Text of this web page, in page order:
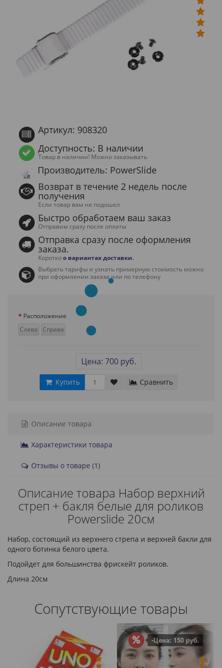
Артикул: 908320
Доступность: В наличии
Товар в наличии! Можно заказывать
Производитель: PowerSlide
Возврат в течение 2 недель после
получения
Если товар вам не подошел
Быстро обработаем ваш заказ
Отправим сразу после оплаты
Отправка сразу после оформления
заказа.
Короткоо вариантах доставки.
Выбрать тарифы и узнать примерную стоимость можно
при оформлении заказа или по телефону
Расположение
Слева
Справа
Цена: 700 руб.
Купить Сравнить
Описание товара
Характеристики товара
Отзывы о товаре (1)
Описание товара Набор верхний
стреп + бакля белые для роликов
Powerslide 20см
Набор, состоящий из верхнего стрепа и верхней бакли для
одного ботинка белого цвета.
Подойдет для большинства фрискейт роликов.
Длина 20см
Сопутствующие товары
-Цена: 150 руб.